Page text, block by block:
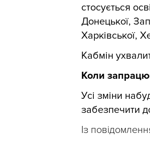
стосується
Донецької,
Харківської,
Кабмін
Коли
Усі зміни
забезпечити
Із